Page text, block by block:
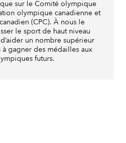
sur le Comité olympique
olympique canadienne et
(CPC). À nous le
le sport de haut niveau
un nombre supérieur
à gagner des médailles aux
futurs.